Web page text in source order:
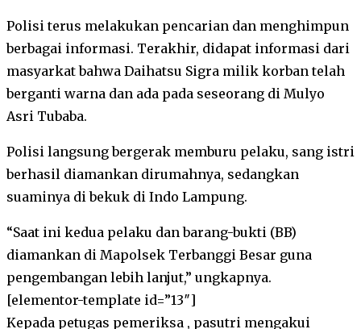
Polisi terus melakukan pencarian dan menghimpun
berbagai informasi. Terakhir, didapat informasi dari
masyarkat bahwa Daihatsu Sigra milik korban telah
berganti warna dan ada pada seseorang di Mulyo
Asri Tubaba.
Polisi langsung bergerak memburu pelaku, sang istri
berhasil diamankan dirumahnya, sedangkan
suaminya di bekuk di Indo Lampung.
“Saat ini kedua pelaku dan barang-bukti (BB)
diamankan di Mapolsek Terbanggi Besar guna
pengembangan lebih lanjut,” ungkapnya.
[elementor-template id=”13″]
Kepada petugas pemeriksa , pasutri mengakui